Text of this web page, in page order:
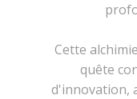
Cette
quête
d'innovation,